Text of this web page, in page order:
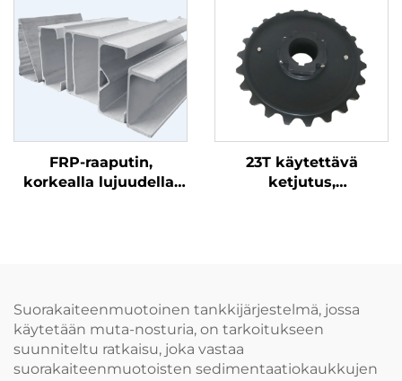
käsittelylaitteisto
asentaa ja sen
murtolujuus on yli 3
tonnia
FRP-raaputin,
korkealla lujuudella,
23T käytettävä
ketjutus,
Suorakaiteenmuotoinen tankkijärjestelmä, jossa
käytetään muta-nosturia, on tarkoitukseen
suunniteltu ratkaisu, joka vastaa
suorakaiteenmuotoisten sedimentaatiokaukkujen